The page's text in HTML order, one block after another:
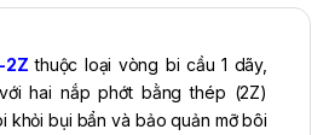
2Z thuộc loại vòng bi cầu 1 dãy,
hai nắp phớt bằng thép (2Z)
khỏi bụi bẩn và bảo quản mỡ bôi